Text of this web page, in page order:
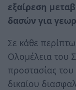
εξαίρεση
δασών για
Σε κάθε
Ολομέλεια του
προστασίας
δικαίου